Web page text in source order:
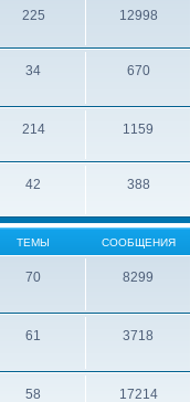
225 12998
34 670
214 1159
42 388
ТЕМЫ СООБЩЕНИЯ
70 8299
61 3718
58 17214